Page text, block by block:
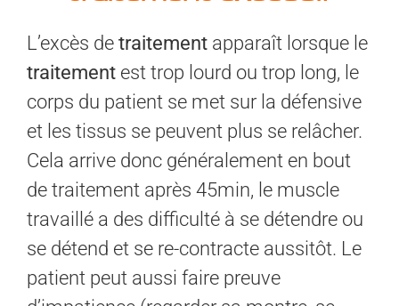
L’excès de traitement apparaît lorsque le
traitement est trop lourd ou trop long, le
corps du patient se met sur la défensive
et les tissus se peuvent plus se relâcher.
Cela arrive donc généralement en bout
de traitement après 45min, le muscle
travaillé a des difficulté à se détendre ou
se détend et se re-contracte aussitôt. Le
patient peut aussi faire preuve